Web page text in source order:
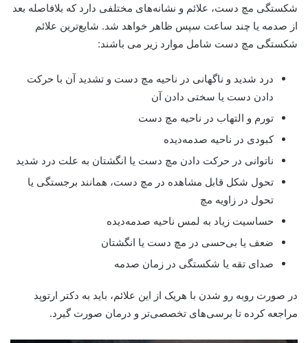
شکستگی مچ دست، علائم و نشانه‌های مختلفی دارد که بلافاصله بعد
از صدمه یا چند ساعت سپس ظاهر خواهد شد. شایع‌ترین علائم
شکستگی مچ دست شامل موارد زیر می باشند:
درد شدید و ناگهانی در ناحیه مچ دست و تشدید آن با حرکت
دادن دست یا سختی دادن آن
تورم و التهاب در ناحیه مچ دست
کبودی در ناحیه صدمه‌دیده
ناتوانی در حرکت دادن مچ دست یا انگشتان به علت درد شدید
تحول شکل قابل مشاهده در مچ دست، همانند برجستگی یا
تحول در زاویه مچ
حساسیت زیاد به لمس ناحیه صدمه‌دیده
ضعف یا بی‌حسی در مچ دست یا انگشتان
صدای تقه یا شکستگی در زمان صدمه
در صورت روبه رو شدن با هریک از این علائم، باید به دکتر ارتوپد
مراجعه کرده تا برسی‌های تخصصی‌تر و درمان صورت گیرد.